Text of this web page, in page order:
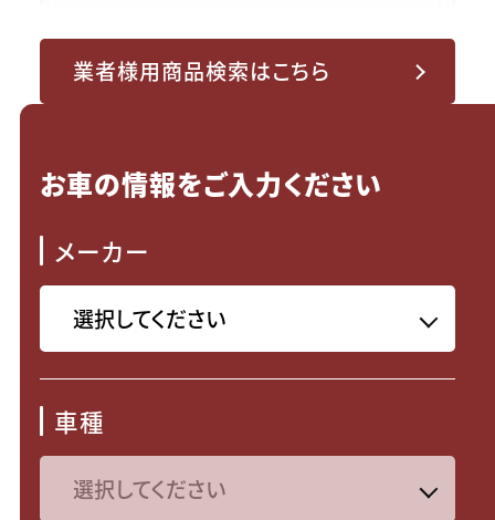
業者様用商品検索はこちら
お車の情報をご入力ください
メーカー
車種